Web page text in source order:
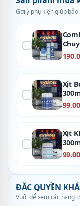
Gợi ý phụ kiện giúp
Xịt
Xịt
ĐẶC QUYỀN
Vuốt để xem các hạng